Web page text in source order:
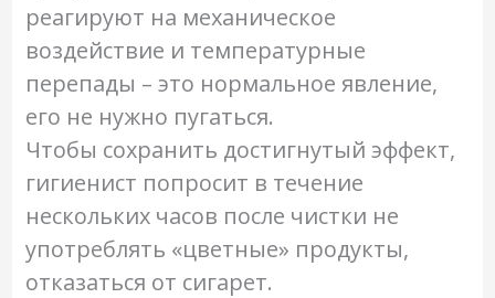
реагируют на механическое
воздействие и температурные
перепады – это нормальное явление,
его не нужно пугаться.
Чтобы сохранить достигнутый эффект,
гигиенист попросит в течение
нескольких часов после чистки не
употреблять «цветные» продукты,
отказаться от сигарет.